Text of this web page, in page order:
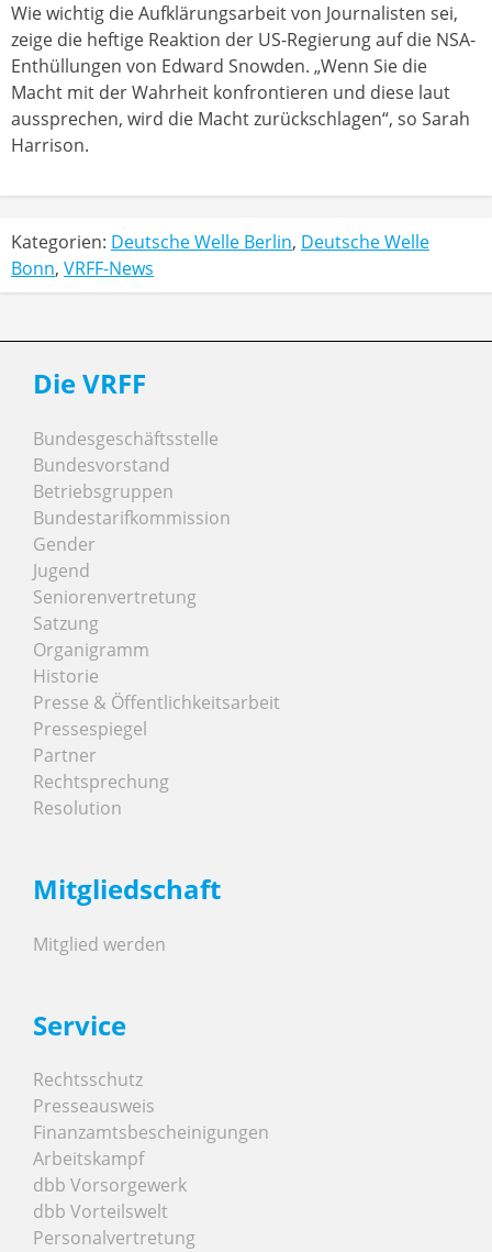
Wie wichtig die Aufklärungsarbeit von Journalisten sei,
zeige die heftige Reaktion der US-Regierung auf die NSA-
Enthüllungen von Edward Snowden. „Wenn Sie die
Macht mit der Wahrheit konfrontieren und diese laut
aussprechen, wird die Macht zurückschlagen“, so Sarah
Harrison.
Kategorien: Deutsche Welle Berlin, Deutsche Welle
Bonn, VRFF-News
Die VRFF
Bundesgeschäftsstelle
Bundesvorstand
Betriebsgruppen
Bundestarifkommission
Gender
Jugend
Seniorenvertretung
Satzung
Organigramm
Historie
Presse & Öffentlichkeitsarbeit
Pressespiegel
Partner
Rechtsprechung
Resolution
Mitgliedschaft
Mitglied werden
Service
Rechtsschutz
Presseausweis
Finanzamtsbescheinigungen
Arbeitskampf
dbb Vorsorgewerk
dbb Vorteilswelt
Personalvertretung